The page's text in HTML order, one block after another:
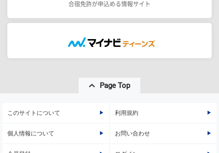
合宿免許が申込める情報サイト
Page Top
このサイトについて 利用規約
個人情報について お問い合わせ